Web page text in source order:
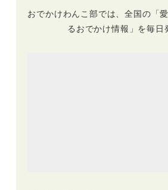
おでかけわんこ部では、全国の「
るおでかけ情報」を毎日